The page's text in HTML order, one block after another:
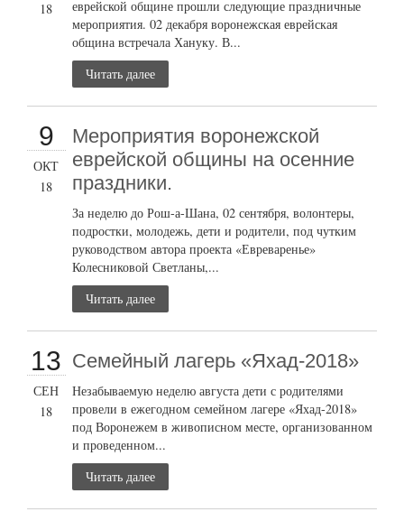
18
еврейской общине прошли следующие праздничные
мероприятия. 02 декабря воронежская еврейская
община встречала Хануку. В...
Читать далее
9
ОКТ
18
Мероприятия воронежской
еврейской общины на осенние
праздники.
За неделю до Рош-а-Шана, 02 сентября, волонтеры,
подростки, молодежь, дети и родители, под чутким
руководством автора проекта «Евреваренье»
Колесниковой Светланы,...
Читать далее
13
СЕН
18
Семейный лагерь «Яхад-2018»
Незабываемую неделю августа дети с родителями
провели в ежегодном семейном лагере «Яхад-2018»
под Воронежем в живописном месте, организованном
и проведенном...
Читать далее